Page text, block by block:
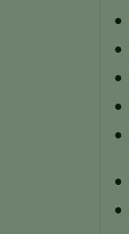
●
●
●
●
●
●
●